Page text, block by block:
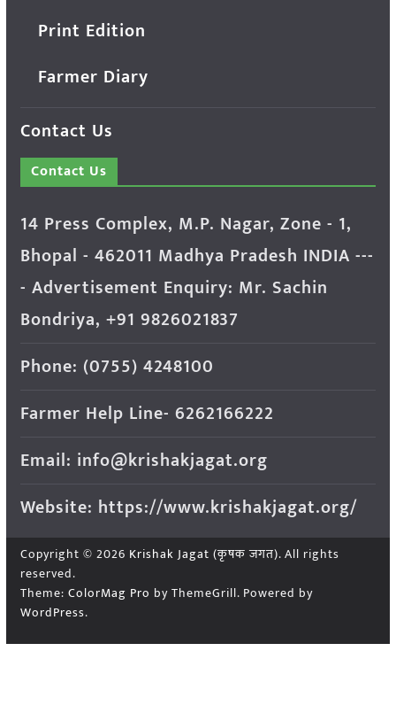
Print Edition
Farmer Diary
Contact Us
Contact Us
14 Press Complex, M.P. Nagar, Zone - 1,
Bhopal - 462011 Madhya Pradesh INDIA ---
- Advertisement Enquiry: Mr. Sachin
Bondriya, +91 9826021837
Phone: (0755) 4248100
Farmer Help Line- 6262166222
Email: info@krishakjagat.org
Website: https://www.krishakjagat.org/
Copyright © 2026 Krishak Jagat (कृषक जगत). All rights
reserved.
Theme: ColorMag Pro by ThemeGrill. Powered by
WordPress.